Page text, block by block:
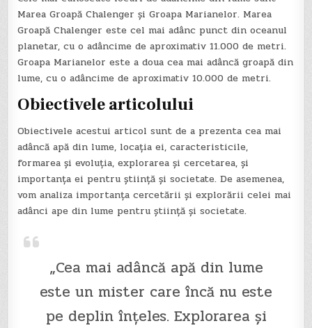
Marea Groapă Chalenger și Groapa Marianelor. Marea
Groapă Chalenger este cel mai adânc punct din oceanul
planetar, cu o adâncime de aproximativ 11.000 de metri.
Groapa Marianelor este a doua cea mai adâncă groapă din
lume, cu o adâncime de aproximativ 10.000 de metri.
Obiectivele articolului
Obiectivele acestui articol sunt de a prezenta cea mai
adâncă apă din lume, locația ei, caracteristicile,
formarea și evoluția, explorarea și cercetarea, și
importanța ei pentru știință și societate. De asemenea,
vom analiza importanța cercetării și explorării celei mai
adânci ape din lume pentru știință și societate.
„Cea mai adâncă apă din lume
este un mister care încă nu este
pe deplin înțeles. Explorarea și